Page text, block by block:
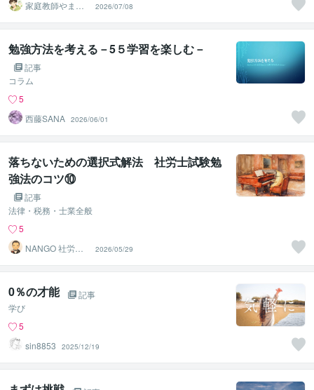
家庭教師やまち
ゃん｜オンライ
ン家庭教師
2026/07/08
勉強方法を考える－5５学習を楽しむ－
記事
コラム
5
西藤SANA 2026/06/01
落ちないための選択式解法 社労士試験勉
強法のコツ⑩
記事
法律・税務・士業全般
5
NANGO 社労士
試験学習設計
2026/05/29
0％の才能
記事
学び
5
sin8853
2025/12/19